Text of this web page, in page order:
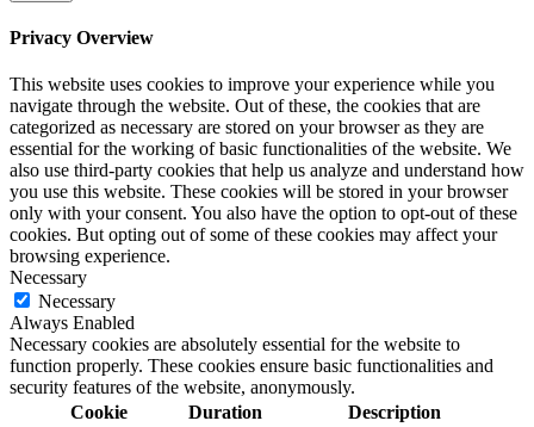
Privacy Overview
This website uses cookies to improve your experience while you
navigate through the website. Out of these, the cookies that are
categorized as necessary are stored on your browser as they are
essential for the working of basic functionalities of the website. We
also use third-party cookies that help us analyze and understand how
you use this website. These cookies will be stored in your browser
only with your consent. You also have the option to opt-out of these
cookies. But opting out of some of these cookies may affect your
browsing experience.
Necessary
Necessary
Always Enabled
Necessary cookies are absolutely essential for the website to
function properly. These cookies ensure basic functionalities and
security features of the website, anonymously.
Cookie
Duration Description